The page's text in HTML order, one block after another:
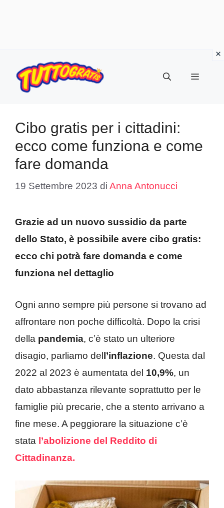
contenuto
Menu
Cibo gratis per i cittadini:
ecco come funziona e come
fare domanda
19 Settembre 2023 di Anna Antonucci
Grazie ad un nuovo sussidio da parte
dello Stato, è possibile avere cibo gratis:
ecco chi potrà fare domanda e come
funziona nel dettaglio
Ogni anno sempre più persone si trovano ad
affrontare non poche difficoltà. Dopo la crisi
della pandemia, c’è stato un ulteriore
disagio, parliamo dell’inflazione. Questa dal
2022 al 2023 è aumentata del 10,9%, un
dato abbastanza rilevante soprattutto per le
famiglie più precarie, che a stento arrivano a
fine mese. A peggiorare la situazione c’è
stata l’abolizione del Reddito di
Cittadinanza.